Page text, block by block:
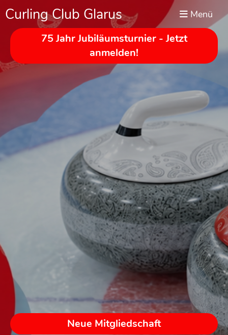
Curling Club Glarus Menü
75 Jahr Jubiläumsturnier - Jetzt
anmelden!
Neue Mitgliedschaft